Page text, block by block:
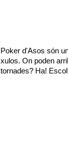
Poker d'Asos són
xulos. On poden
tornades? Ha!